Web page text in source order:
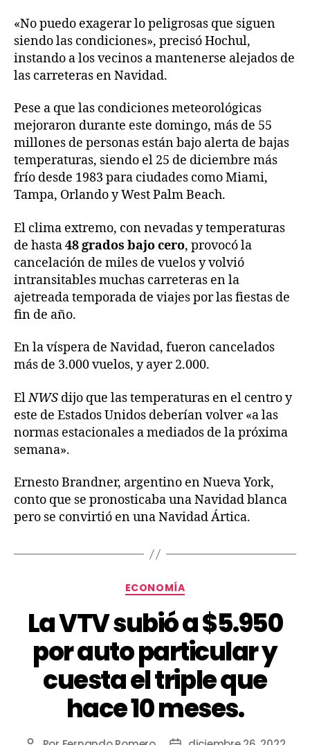
«No puedo exagerar lo peligrosas que siguen
siendo las condiciones», precisó Hochul,
instando a los vecinos a mantenerse alejados de
las carreteras en Navidad.
Pese a que las condiciones meteorológicas
mejoraron durante este domingo, más de 55
millones de personas están bajo alerta de bajas
temperaturas, siendo el 25 de diciembre más
frío desde 1983 para ciudades como Miami,
Tampa, Orlando y West Palm Beach.
El clima extremo, con nevadas y temperaturas
de hasta48 grados bajo cero, provocó la
cancelación de miles de vuelos y volvió
intransitables muchas carreteras en la
ajetreada temporada de viajes por las fiestas de
fin de año.
En la víspera de Navidad, fueron cancelados
más de 3.000 vuelos, y ayer 2.000.
ElNWS dijo que las temperaturas en el centro y
este de Estados Unidos deberían volver «a las
normas estacionales a mediados de la próxima
semana».
Ernesto Brandner, argentino en Nueva York,
conto que se pronosticaba una Navidad blanca
pero se convirtió en una Navidad Ártica.
ECONOMÍA
La VTV subió a $5.950
por auto particular y
cuesta el triple que
hace 10 meses.